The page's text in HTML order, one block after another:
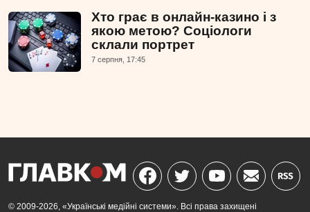
Хто грає в онлайн-казино і з
якою метою? Соціологи
склали портрет
7 серпня, 17:45
© 2009-2026, «Українські медійні системи». Всі права захищені